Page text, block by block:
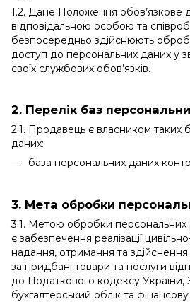
1.2. Дане Положення обов’язкове
відповідальною особою та
безпосередньо здійснюють
доступ до персональних даних у
своїх службових обов’язків.
2. Перелік баз
2.1. Продавець є власником таких
даних:
база персональних даних
3. Мета обробки
3.1. Метою обробки персональних
є забезпечення реалізації
надання, отримання та здійснення
за придбані товари та послуги
до Податкового кодексу України,
бухгалтерський облік та фінансову